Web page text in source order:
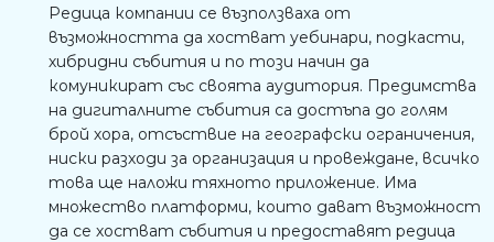
Редица компании се възползваха от
възможността да хостват уебинари, подкасти,
хибридни събития и по този начин да
комуникират със своята аудитория. Предимства
на дигиталните събития са достъпа до голям
брой хора, отсъствие на географски ограничения,
ниски разходи за организация и провеждане, всичко
това ще наложи тяхното приложение. Има
множество платформи, които дават възможност
да се хостват събития и предоставят редица